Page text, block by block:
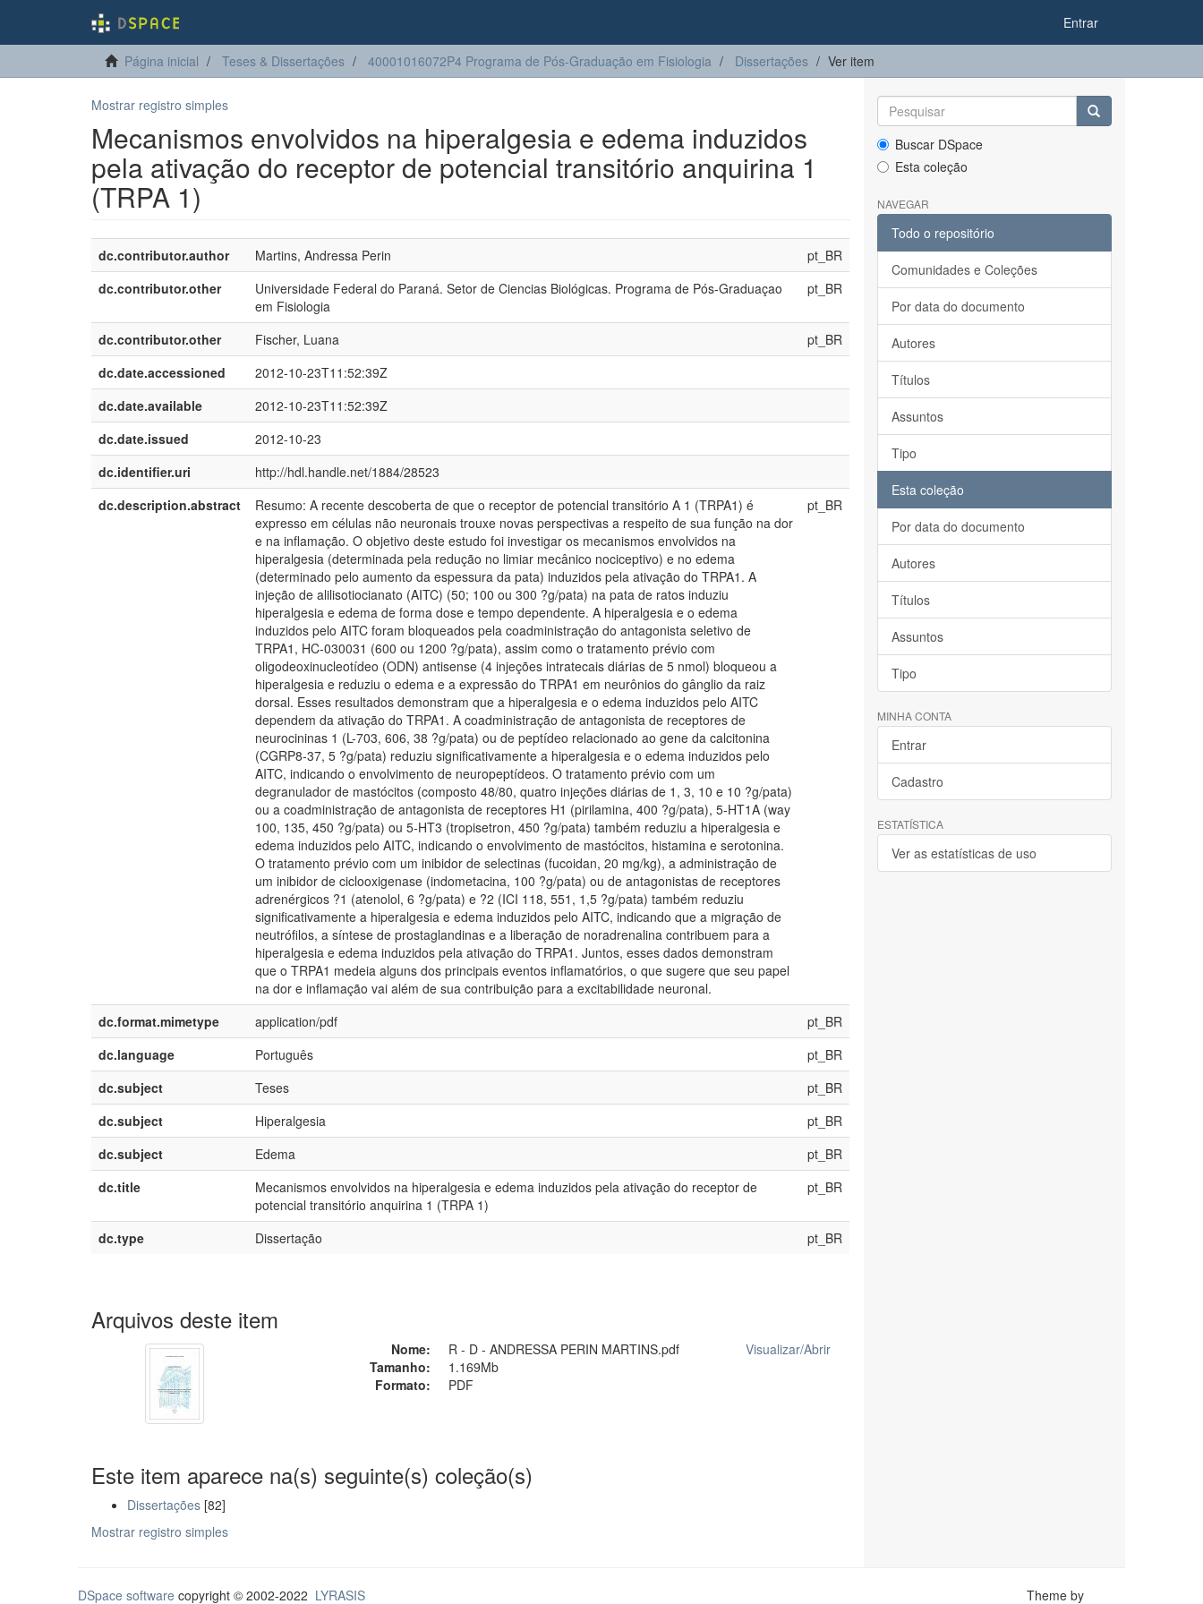
Entrar
Página inicial Teses & Dissertações 40001016072P4 Programa de Pós-Graduação em Fisiologia Dissertações Ver item
Mostrar registro simples
Mecanismos envolvidos na hiperalgesia e edema induzidos
pela ativação do receptor de potencial transitório anquirina 1
(TRPA 1)
dc.contributor.author Martins, Andressa Perin
pt_BR
dc.contributor.other
Universidade Federal do Paraná. Setor de Ciencias Biológicas. Programa de Pós-Graduaçao
em Fisiologia
pt_BR
dc.contributor.other Fischer, Luana
pt_BR
dc.date.accessioned
2012-10-23T11:52:39Z
dc.date.available
2012-10-23T11:52:39Z
dc.date.issued
2012-10-23
dc.identifier.uri
http://hdl.handle.net/1884/28523
dc.description.abstract
Resumo: A recente descoberta de que o receptor de potencial transitório A 1 (TRPA1) é
expresso em células não neuronais trouxe novas perspectivas a respeito de sua função na dor
e na inflamação. O objetivo deste estudo foi investigar os mecanismos envolvidos na
hiperalgesia (determinada pela redução no limiar mecânico nociceptivo) e no edema
(determinado pelo aumento da espessura da pata) induzidos pela ativação do TRPA1. A
injeção de alilisotiocianato (AITC) (50; 100 ou 300 ?g/pata) na pata de ratos induziu
hiperalgesia e edema de forma dose e tempo dependente. A hiperalgesia e o edema
induzidos pelo AITC foram bloqueados pela coadministração do antagonista seletivo de
TRPA1, HC-030031 (600 ou 1200 ?g/pata), assim como o tratamento prévio com
oligodeoxinucleotídeo (ODN) antisense (4 injeções intratecais diárias de 5 nmol) bloqueou a
hiperalgesia e reduziu o edema e a expressão do TRPA1 em neurônios do gânglio da raiz
dorsal. Esses resultados demonstram que a hiperalgesia e o edema induzidos pelo AITC
dependem da ativação do TRPA1. A coadministração de antagonista de receptores de
neurocininas 1 (L-703, 606, 38 ?g/pata) ou de peptídeo relacionado ao gene da calcitonina
(CGRP8-37, 5 ?g/pata) reduziu significativamente a hiperalgesia e o edema induzidos pelo
AITC, indicando o envolvimento de neuropeptídeos. O tratamento prévio com um
degranulador de mastócitos (composto 48/80, quatro injeções diárias de 1, 3, 10 e 10 ?g/pata)
ou a coadministração de antagonista de receptores H1 (pirilamina, 400 ?g/pata), 5-HT1A (way
100, 135, 450 ?g/pata) ou 5-HT3 (tropisetron, 450 ?g/pata) também reduziu a hiperalgesia e
edema induzidos pelo AITC, indicando o envolvimento de mastócitos, histamina e serotonina.
O tratamento prévio com um inibidor de selectinas (fucoidan, 20 mg/kg), a administração de
um inibidor de ciclooxigenase (indometacina, 100 ?g/pata) ou de antagonistas de receptores
adrenérgicos ?1 (atenolol, 6 ?g/pata) e ?2 (ICI 118, 551, 1,5 ?g/pata) também reduziu
significativamente a hiperalgesia e edema induzidos pelo AITC, indicando que a migração de
neutrófilos, a síntese de prostaglandinas e a liberação de noradrenalina contribuem para a
hiperalgesia e edema induzidos pela ativação do TRPA1. Juntos, esses dados demonstram
que o TRPA1 medeia alguns dos principais eventos inflamatórios, o que sugere que seu papel
na dor e inflamação vai além de sua contribuição para a excitabilidade neuronal.
pt_BR
dc.format.mimetype application/pdf
pt_BR
dc.language
Português
pt_BR
dc.subject
Teses
pt_BR
dc.subject
Hiperalgesia
pt_BR
dc.subject
Edema
pt_BR
dc.title
Mecanismos envolvidos na hiperalgesia e edema induzidos pela ativação do receptor de
potencial transitório anquirina 1 (TRPA 1)
pt_BR
dc.type Dissertação pt_BR
Arquivos deste item
Nome:
R - D - ANDRESSA PERIN MARTINS.pdf
Tamanho:
1.169Mb
Formato:
PDF
Visualizar/Abrir
Este item aparece na(s) seguinte(s) coleção(s)
Dissertações [82]
Mostrar registro simples
Buscar DSpace
Esta coleção
NAVEGAR
Todo o repositório
Comunidades e Coleções
Por data do documento
Autores
Títulos
Assuntos
Tipo
Esta coleção
Por data do documento
Autores
Títulos
Assuntos
Tipo
MINHA CONTA
Entrar
Cadastro
ESTATÍSTICA
Ver as estatísticas de uso
DSpace software copyright © 2002-2022 LYRASIS Theme by